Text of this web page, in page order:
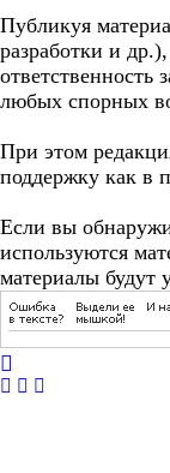
Публикуя
разработки и
ответственность
любых спорных
При этом
поддержку как в
Если вы
используются
материалы будут